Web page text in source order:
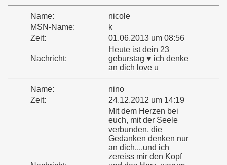
Name:
nicole
MSN-Name:
k
Zeit:
01.06.2013 um 08:56
Nachricht:
Heute ist dein 23
geburstag ♥ ich denke
an dich love u
Name:
nino
Zeit:
24.12.2012 um 14:19
Mit dem Herzen bei
euch, mit der Seele
verbunden, die
Gedanken denken nur
an dich....und ich
zereiss mir den Kopf